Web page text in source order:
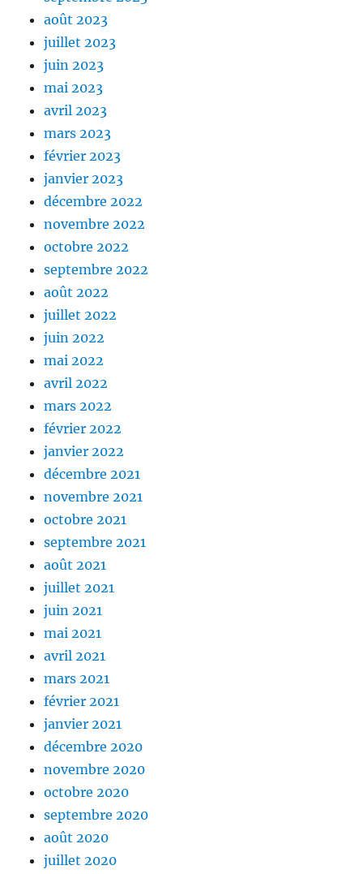
août 2023
juillet 2023
juin 2023
mai 2023
avril 2023
mars 2023
février 2023
janvier 2023
décembre 2022
novembre 2022
octobre 2022
septembre 2022
août 2022
juillet 2022
juin 2022
mai 2022
avril 2022
mars 2022
février 2022
janvier 2022
décembre 2021
novembre 2021
octobre 2021
septembre 2021
août 2021
juillet 2021
juin 2021
mai 2021
avril 2021
mars 2021
février 2021
janvier 2021
décembre 2020
novembre 2020
octobre 2020
septembre 2020
août 2020
juillet 2020